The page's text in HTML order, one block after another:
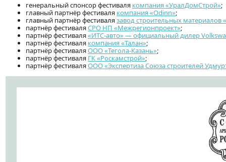
генеральный спонсор фестиваля компания «УралДомСтрой»;
главный партнёр фестиваля компания «Odinn»;
главный партнёр фестивалязавод строительных материалов
партнёр фестиваляСРО НП «Межрегионпроект»;
партнёр фестиваля«ИТС-авто» — официальный дилер
партнёр фестиваля компания «Талан»;
партнёр фестиваляООО «Тегола-Казань»;
партнёр фестиваля ГК «Роскамстрой»;
партнёр фестиваляООО «Экспертиза Союза строителей